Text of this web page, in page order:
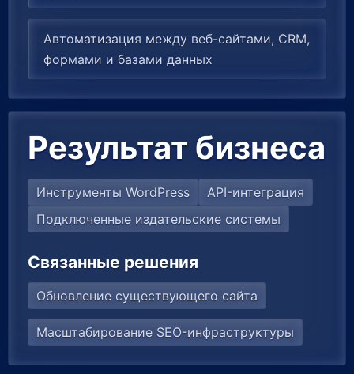
Автоматизация между веб-сайтами, CRM,
формами и базами данных
Результат бизнеса
Инструменты WordPress
API-интеграция
Подключенные издательские системы
Связанные решения
Обновление существующего сайта
Масштабирование SEO-инфраструктуры